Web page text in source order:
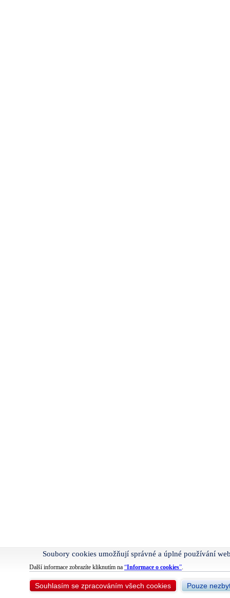
Soubory cookies umožňují správné a úplné používání
Další informace zobrazíte kliknutím na “Informace o cookies”.
Souhlasím se zpracováním všech cookies Pouze